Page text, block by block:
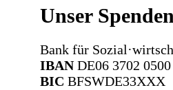
Unser
Bank für
IBANDE06 3702 0500
BIC BFSWDE33XXX